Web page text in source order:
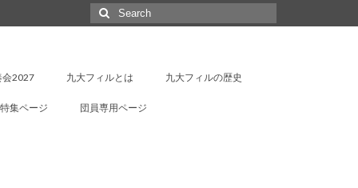
Search
for:
会2027 九大フィルとは 九大フィルの歴史
集ページ 団員専用ページ